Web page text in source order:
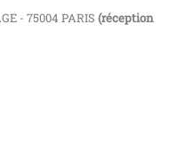
- 75004 PARIS (réception